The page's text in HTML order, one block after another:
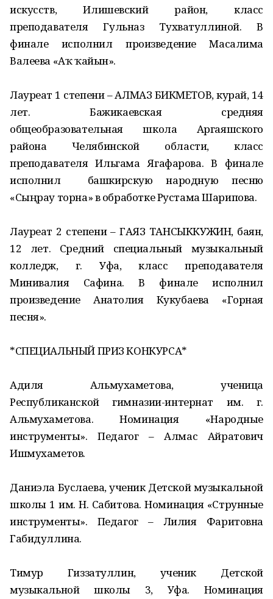
искусств, Илишевский район, класс
преподавателя Гульназ Тухватуллиной. В
финале исполнил произведение Масалима
Валеева «Аҡ ҡайын».
Лауреат 1 степени – АЛМАЗ БИКМЕТОВ, курай, 14
лет. Бажикаевская средняя
общеобразовательная школа Аргаяшского
района Челябинской области, класс
преподавателя Ильгама Ягафарова. В финале
исполнил башкирскую народную песню
«Сыңрау торна» в обработке Рустама Шарипова.
Лауреат 2 степени – ГАЯЗ ТАНСЫККУЖИН, баян,
12 лет. Средний специальный музыкальный
колледж, г. Уфа, класс преподавателя
Минивалия Сафина. В финале исполнил
произведение Анатолия Кукубаева «Горная
песня».
*СПЕЦИАЛЬНЫЙ ПРИЗ КОНКУРСА*
Адиля Альмухаметова, ученица
Республиканской гимназии-интернат им. г.
Альмухаметова. Номинация «Народные
инструменты». Педагог – Алмас Айратович
Ишмухаметов.
Даниэла Буслаева, ученик Детской музыкальной
школы 1 им. Н. Сабитова. Номинация «Струнные
инструменты». Педагог – Лилия Фаритовна
Габидуллина.
Тимур Гиззатуллин, ученик Детской
музыкальной школы 3, Уфа. Номинация